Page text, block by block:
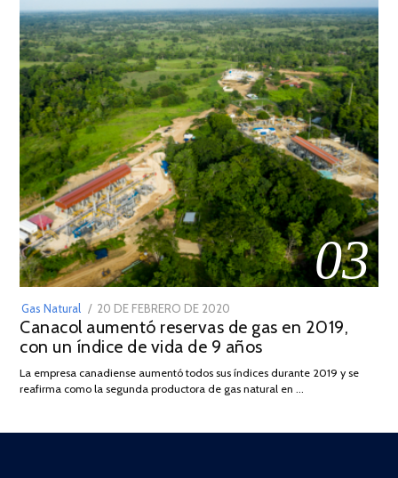
03
Gas Natural
POSTED
ON
20 DE FEBRERO DE 2020
DE
JULIO
2025
Canacol aumentó reservas de gas en 2019,
con un índice de vida de 9 años
La empresa canadiense aumentó todos sus índices durante 2019 y se
reafirma como la segunda productora de gas natural en …